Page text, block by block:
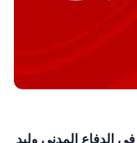
الدفاع المدني وليد